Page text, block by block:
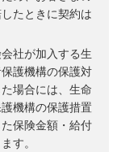
たときに契約は
社が加入する生
護機構の保護対
場合には、生命
機構の保護措置
保険金額・給付
す。